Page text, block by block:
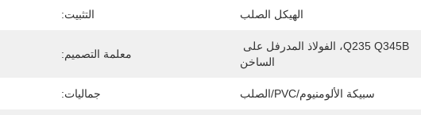
الهيكل الصلب التثبيت:
الساخن
معلمة التصميم:
سبيكة الألومنيوم/PVC/الصلب جماليات: